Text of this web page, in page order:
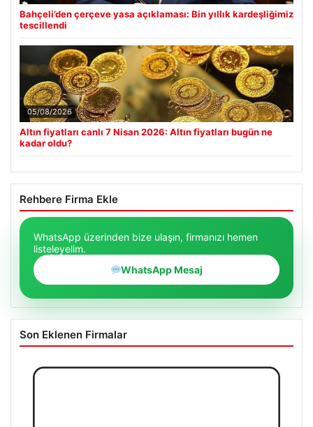
Bahçeli’den çerçeve yasa açıklaması: Bin yıllık kardeşliğimiz
tescillendi
05/08/2026
Altın fiyatları canlı 7 Nisan 2026: Altın fiyatları bugün ne
kadar oldu?
Rehbere Firma Ekle
WhatsApp üzerinden bize ulaşın, firmanızı hemen
listeleyelim.
WhatsApp Mesaj
Son Eklenen Firmalar